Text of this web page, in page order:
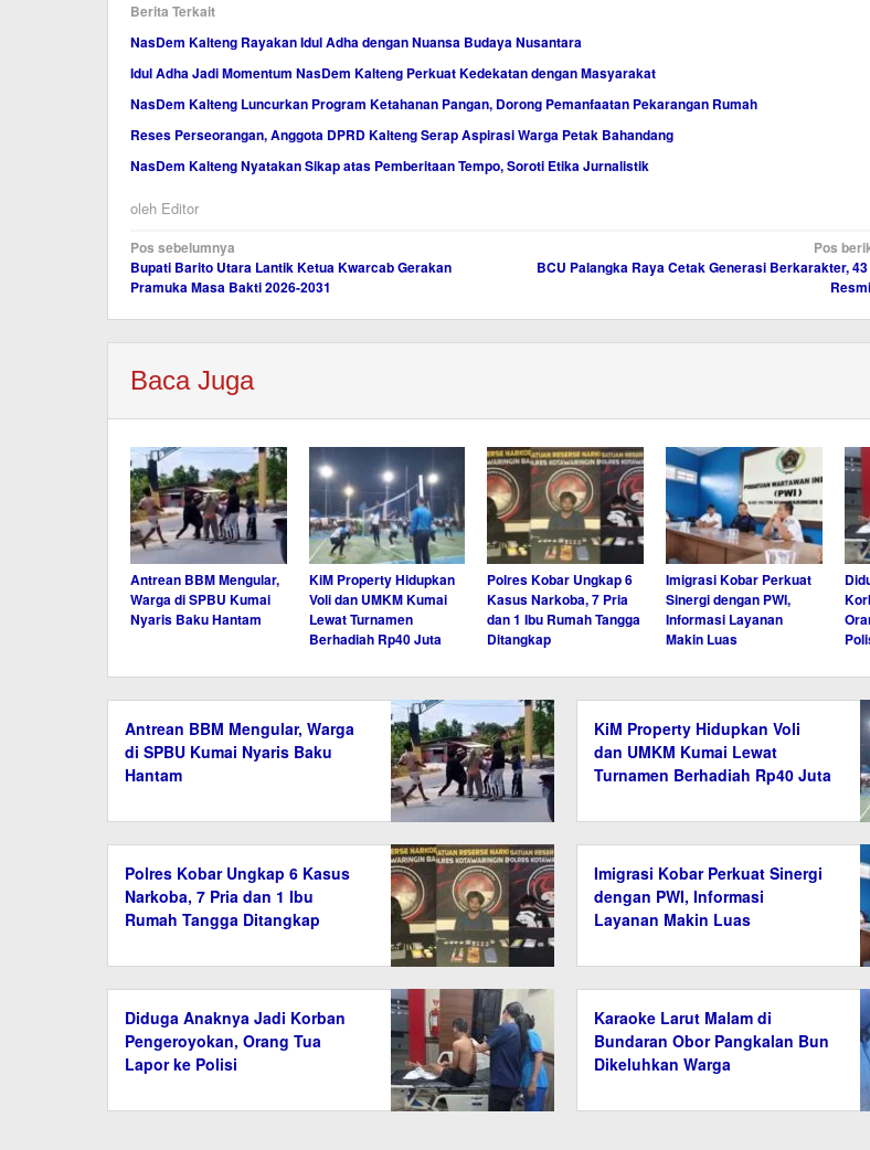
Berita Terkait
NasDem Kalteng Rayakan Idul Adha dengan Nuansa Budaya Nusantara
Idul Adha Jadi Momentum NasDem Kalteng Perkuat Kedekatan dengan Masyarakat
NasDem Kalteng Luncurkan Program Ketahanan Pangan, Dorong Pemanfaatan Pekarangan Rumah
Reses Perseorangan, Anggota DPRD Kalteng Serap Aspirasi Warga Petak Bahandang
NasDem Kalteng Nyatakan Sikap atas Pemberitaan Tempo, Soroti Etika Jurnalistik
oleh Editor
Navigasi
pos
Pos sebelumnya
Bupati Barito Utara Lantik Ketua Kwarcab Gerakan
Pramuka Masa Bakti 2026-2031
Pos
BCU Palangka Raya Cetak Generasi Berkarakter,
Baca Juga
Antrean BBM Mengular,
Warga di SPBU Kumai
Nyaris Baku Hantam
KiM Property Hidupkan
Voli dan UMKM Kumai
Lewat Turnamen
Berhadiah Rp40 Juta
Polres Kobar Ungkap 6
Kasus Narkoba, 7 Pria
dan 1 Ibu Rumah Tangga
Ditangkap
Imigrasi Kobar Perkuat
Sinergi dengan PWI,
Informasi Layanan
Makin Luas
Antrean BBM Mengular, Warga
di SPBU Kumai Nyaris Baku
Hantam
KiM Property Hidupkan Voli
dan UMKM Kumai Lewat
Turnamen Berhadiah Rp40 Juta
Polres Kobar Ungkap 6 Kasus
Narkoba, 7 Pria dan 1 Ibu
Rumah Tangga Ditangkap
Imigrasi Kobar Perkuat Sinergi
dengan PWI, Informasi
Layanan Makin Luas
Diduga Anaknya Jadi Korban
Pengeroyokan, Orang Tua
Lapor ke Polisi
Karaoke Larut Malam di
Bundaran Obor Pangkalan Bun
Dikeluhkan Warga